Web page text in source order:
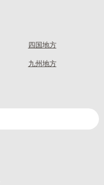
四国地方
九州地方